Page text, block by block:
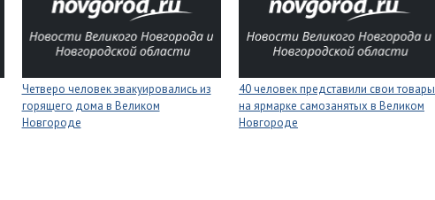
Четверо человек эвакуировались из
горящего дома в Великом
Новгороде
40 человек представили свои товары
на ярмарке самозанятых в Великом
Новгороде